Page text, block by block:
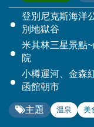
登別尼克斯海洋
別地獄谷
米其林三星景點
院
小樽運河、金森
函館朝市
主題 溫泉 美